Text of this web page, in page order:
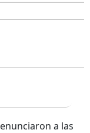
a las